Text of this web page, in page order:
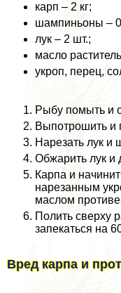
карп – 2 кг;
шампиньоны –
лук – 2 шт.;
масло
укроп, перец,
Рыбу помыть и
Выпотрошить и
Нарезать лук и
Обжарить лук и
Карпа и
нарезанным
маслом
Полить сверху
запекаться на
Вред карпа и